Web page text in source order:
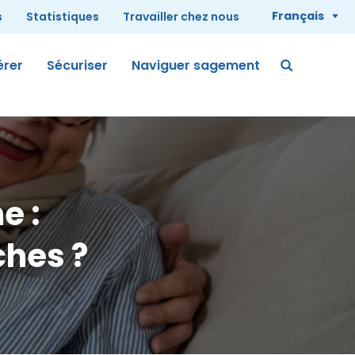
Sécuriser Naviguer sagement
Statistiques Travailler chez nous Français
:
?